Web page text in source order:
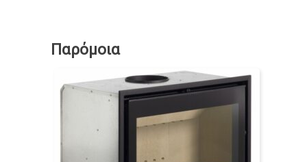
Παρόμοια